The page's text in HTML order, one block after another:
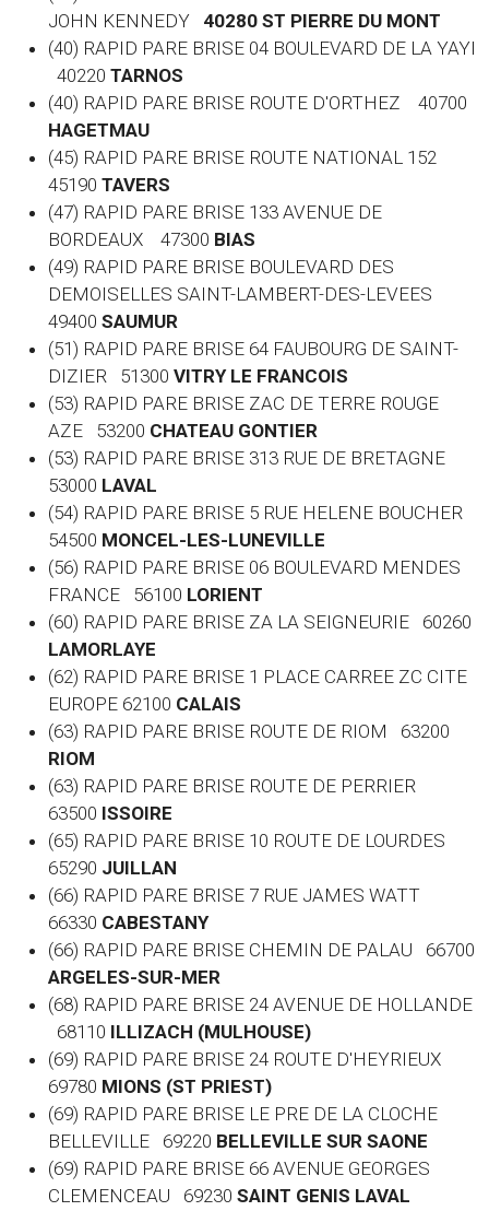
JOHN KENNEDY
40280 ST PIERRE DU MONT
(40) RAPID PARE BRISE 04 BOULEVARD DE LA YAYI
40220 TARNOS
(40) RAPID PARE BRISE ROUTE D'ORTHEZ 40700
HAGETMAU
(45) RAPID PARE BRISE ROUTE NATIONAL 152
45190 TAVERS
(47) RAPID PARE BRISE 133 AVENUE DE
BORDEAUX 47300 BIAS
(49) RAPID PARE BRISE BOULEVARD DES
DEMOISELLES SAINT-LAMBERT-DES-LEVEES
49400 SAUMUR
(51) RAPID PARE BRISE 64 FAUBOURG DE SAINT-
DIZIER 51300 VITRY LE FRANCOIS
(53) RAPID PARE BRISE ZAC DE TERRE ROUGE
AZE 53200 CHATEAU GONTIER
(53) RAPID PARE BRISE 313 RUE DE BRETAGNE
53000 LAVAL
(54) RAPID PARE BRISE 5 RUE HELENE BOUCHER
54500 MONCEL-LES-LUNEVILLE
(56) RAPID PARE BRISE 06 BOULEVARD MENDES
FRANCE 56100 LORIENT
(60) RAPID PARE BRISE ZA LA SEIGNEURIE 60260
LAMORLAYE
(62) RAPID PARE BRISE 1 PLACE CARREE ZC CITE
EUROPE 62100 CALAIS
(63) RAPID PARE BRISE ROUTE DE RIOM 63200
RIOM
(63) RAPID PARE BRISE ROUTE DE PERRIER
63500 ISSOIRE
(65) RAPID PARE BRISE 10 ROUTE DE LOURDES
65290 JUILLAN
(66) RAPID PARE BRISE 7 RUE JAMES WATT
66330 CABESTANY
(66) RAPID PARE BRISE CHEMIN DE PALAU 66700
ARGELES-SUR-MER
(68) RAPID PARE BRISE 24 AVENUE DE HOLLANDE
68110 ILLIZACH (MULHOUSE)
(69) RAPID PARE BRISE 24 ROUTE D'HEYRIEUX
69780 MIONS (ST PRIEST)
(69) RAPID PARE BRISE LE PRE DE LA CLOCHE
BELLEVILLE 69220 BELLEVILLE SUR SAONE
(69) RAPID PARE BRISE 66 AVENUE GEORGES
CLEMENCEAU 69230 SAINT GENIS LAVAL